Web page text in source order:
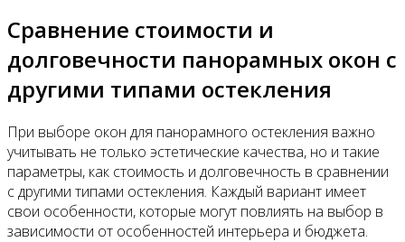
Сравнение стоимости и
долговечности панорамных окон с
другими типами остекления
При выборе окон для панорамного остекления важно
учитывать не только эстетические качества, но и такие
параметры, как стоимость и долговечность в сравнении
с другими типами остекления. Каждый вариант имеет
свои особенности, которые могут повлиять на выбор в
зависимости от особенностей интерьера и бюджета.